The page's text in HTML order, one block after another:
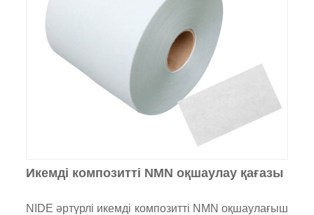
Икемді композитті NMN оқшаулау қағазы
NIDE әртүрлі икемді композитті NMN оқшаулағыш